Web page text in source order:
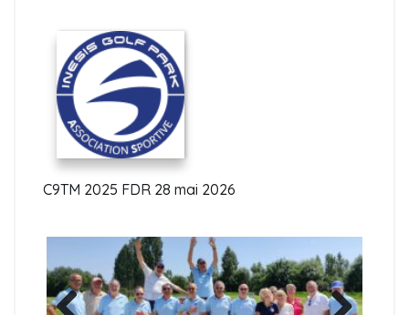
C9TM 2025 FDR 28 mai 2026